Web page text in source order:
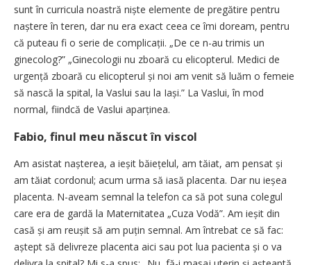
sunt în curricula noastră niște elemente de pregătire pentru
naștere în teren, dar nu era exact ceea ce îmi doream, pentru
că puteau fi o serie de complicații. „De ce n-au trimis un
ginecolog?” „Ginecologii nu zboară cu elicopterul. Medici de
urgență zboară cu elicopterul și noi am venit să luăm o femeie
să nască la spital, la ­Vas­lui sau la Iași.” La Vaslui, în mod
normal, fiindcă de Vaslui aparținea.
Fabio, finul meu născut în viscol
Am asistat nașterea, a ieșit băiețelul, am tăiat, am pensat și
am tăiat cordonul; acum urma să iasă placenta. Dar nu ieșea
placenta. N-aveam semnal la telefon ca să pot suna colegul
care era de gardă la Maternitatea „Cuza Vodă”. Am ieșit din
casă și am reușit să am puțin semnal. Am întrebat ce să fac:
aștept să delivreze placenta aici sau pot lua pacienta și o va